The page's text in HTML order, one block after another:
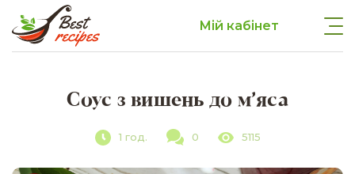
Мій кабінет
Соус з вишень до м’яса
1 год. 0 5115